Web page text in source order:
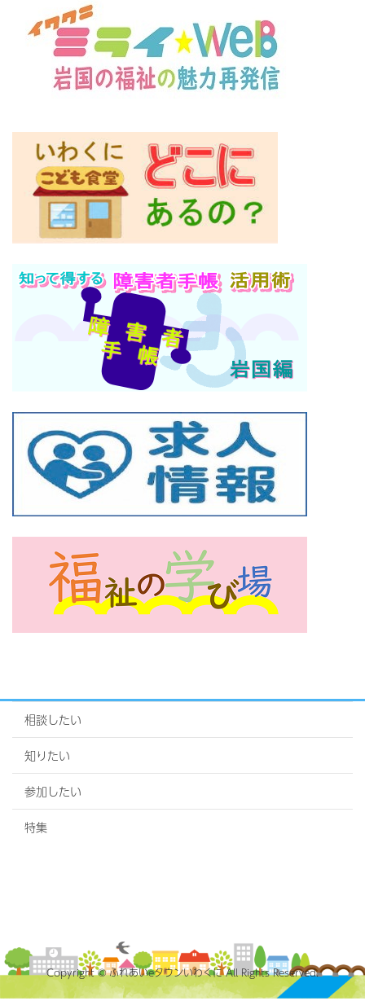
相談したい
知りたい
参加したい
特集
Copyright © ふれあいeタウンいわくに All Rights Reserved.